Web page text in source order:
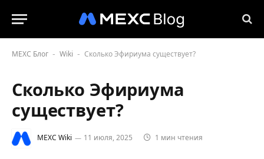
MEXC Блог - Wiki - Сколько Эфириума существует?
Сколько Эфириума
существует?
MEXC Wiki 11 июля, 2025 1 мин чтения